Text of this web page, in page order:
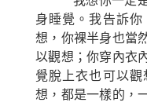
身睡覺。我告訴
想，你裸半身也當
以觀想；你穿內衣
覺脫上衣也可以
想，都是一樣的，